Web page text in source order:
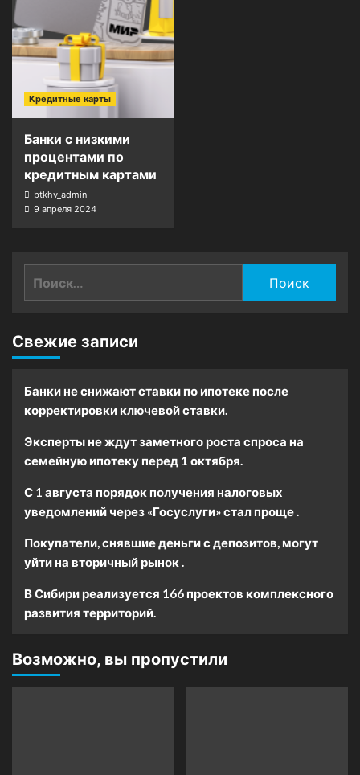
Кредитные карты
Банки с низкими
процентами по
кредитным картами
btkhv_admin
9 апреля 2024
Свежие записи
Банки не снижают ставки по ипотеке после
корректировки ключевой ставки.
Эксперты не ждут заметного роста спроса на
семейную ипотеку перед 1 октября.
С 1 августа порядок получения налоговых
уведомлений через «Госуслуги» стал проще .
Покупатели, снявшие деньги с депозитов, могут
уйти на вторичный рынок .
В Сибири реализуется 166 проектов комплексного
развития территорий.
Возможно, вы пропустили